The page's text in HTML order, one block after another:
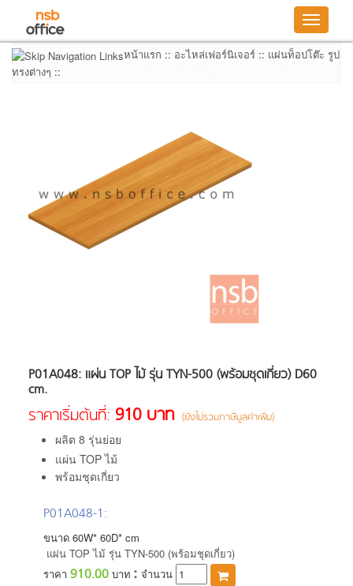
Toggle
หน้าแรก :: อะไหล่เฟอร์นิเจอร์ :: แผ่นท็อปโต๊ะ รูป
ทรงต่างๆ ::
P01A048: แผ่น TOP ไม้ รุ่น TYN-500 (พร้อมชุดเกี่ยว) D60
cm.
ราคาเริ่มต้นที่: 910 บาท (ยังไม่รวมภาษีมูลค่าเพิ่ม)
ผลิต 8 รุ่นย่อย
แผ่น TOP ไม้
พร้อมชุดเกี่ยว
P01A048-1:
ขนาด 60W* 60D* cm
แผ่น TOP ไม้ รุ่น TYN-500 (พร้อมชุดเกี่ยว)
ราคา 910.00 บาท : จำนวน